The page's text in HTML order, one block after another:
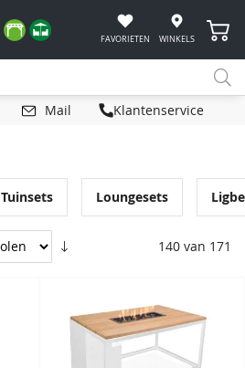
FAVORIETEN WINKELS
Mail Klantenservice
Tuinsets Loungesets
140 van 171